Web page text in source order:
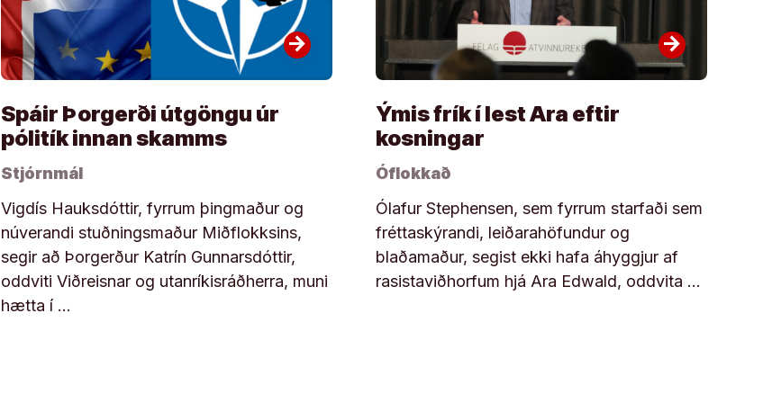
arrow_forward
Spáir Þorgerði útgöngu úr
pólitík innan skamms
Stjórnmál
Vigdís Hauksdóttir, fyrrum þingmaður og
núverandi stuðningsmaður Miðflokksins,
segir að Þorgerður Katrín Gunnarsdóttir,
oddviti Viðreisnar og utanríkisráðherra, muni
hætta í …
arrow_forward
Ýmis frík í lest Ara eftir
kosningar
Óflokkað
Ólafur Stephensen, sem fyrrum starfaði sem
fréttaskýrandi, leiðarahöfundur og
blaðamaður, segist ekki hafa áhyggjur af
rasistaviðhorfum hjá Ara Edwald, oddvita …